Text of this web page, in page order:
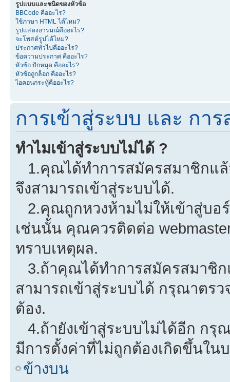
รูปแบบและชนิดของหัวข้อ
BBCode คืออะไร?
ใช้ภาษา HTML ได้ไหม?
รูปแสดงอารมณ์คืออะไร?
จะโพสต์รูปได้ไหม?
ประกาศทั่วไปคืออะไร?
ข้อความประกาศ คืออะไร?
หัวข้อ ปักหมุด คืออะไร?
หัวข้อถูกล็อก คืออะไร?
ไอคอนกระทู้คืออะไร?
การเข้าสู่ระบบ และ กา
ทำไมเข้าสู่ระบบไม่ได้ ?
1.คุณได้ทำการสมัครสมาชิกแ
จึงสามารถเข้าสู่ระบบได้.
2.คุณถูกหวงห้ามไม่ให้เข้าสู่บอ
เช่นนั้น คุณควรติดต่อ
ทราบเหตุผล.
3.ถ้าคุณได้ทำการสมัครสมาชิ
สามารถเข้าสู่ระบบได้ กรุณาตรว
ต้อง.
4.ถ้ายังเข้าสู่ระบบไม่ได้อีก กรุ
มีการตั้งค่าที่ไม่ถูกต้องเกิดขึ้นใน
ข้างบน